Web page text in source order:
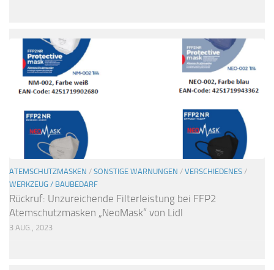
ATEMSCHUTZMASKEN / SONSTIGE WARNUNGEN / VERSCHIEDENES /
WERKZEUG / BAUBEDARF
Rückruf: Unzureichende Filterleistung bei FFP2
Atemschutzmasken „NeoMask“ von Lidl
3 AUG., 2023